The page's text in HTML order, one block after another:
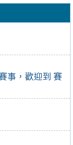
事，歡迎到 賽